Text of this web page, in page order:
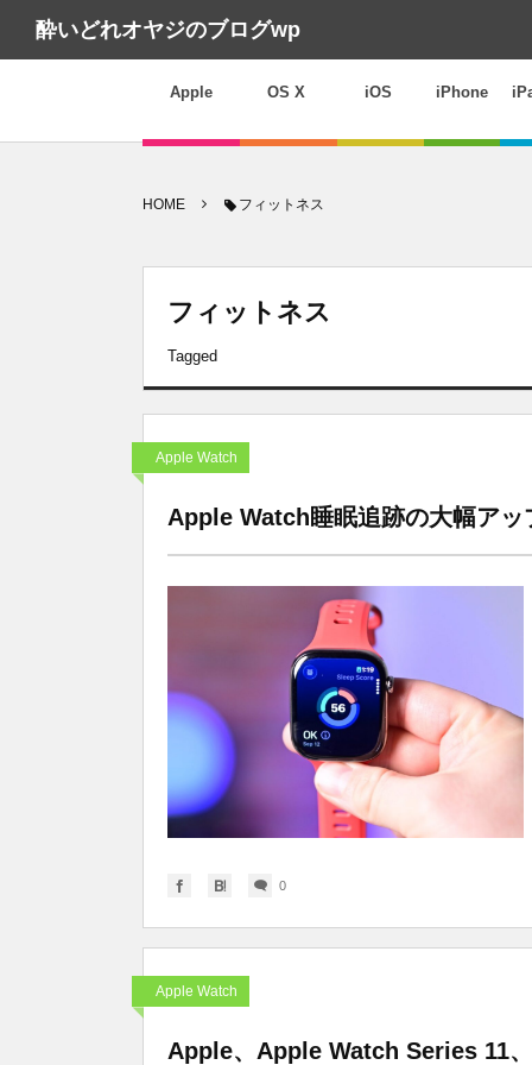
酔いどれオヤジのブログwp
Apple OS X iOS iPhone
HOME フィットネス
フィットネス
Tagged
Apple Watch
Apple Watch睡眠追跡の大幅ア
0
Apple Watch
Apple、Apple Watch Series 11